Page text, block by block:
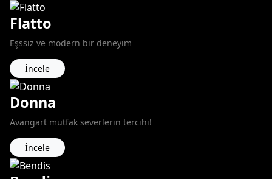
Flatto
Eşssiz ve modern bir deneyim
İncele
Donna
Avangart mutfak severlerin tercihi!
İncele